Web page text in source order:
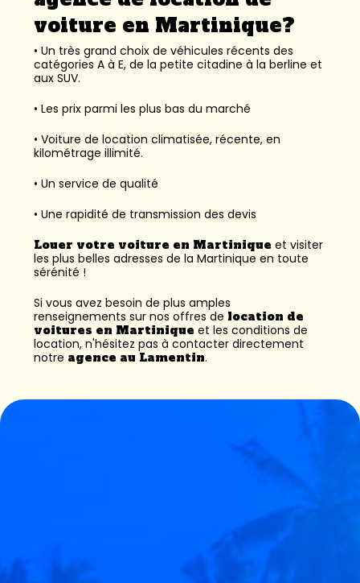
voiture en Martinique?
• Un très grand choix de véhicules récents des
catégories A à E, de la petite citadine à la berline et
aux SUV.
• Les prix parmi les plus bas du marché
• Voiture de location climatisée, récente, en
kilométrage illimité.
• Un service de qualité
• Une rapidité de transmission des devis
Louer votre voiture en Martinique et visiter
les plus belles adresses de la Martinique en toute
sérénité !
Si vous avez besoin de plus amples
renseignements sur nos offres de location de
voitures en Martinique et les conditions de
location, n'hésitez pas à contacter directement
notre agence au Lamentin.